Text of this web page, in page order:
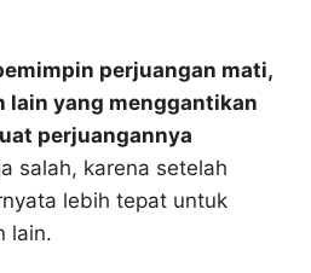
perjuangan mati,
lain yang menggantikan
perjuangannya
salah, karena setelah
lebih tepat untuk
lain.